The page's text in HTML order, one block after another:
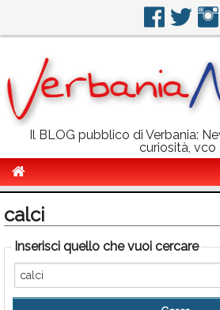
Il BLOG pubblico di Verbania:
curiosità, vco
Politica
Sport
Eventi
calci
Inserisci quello che vuoi cercare